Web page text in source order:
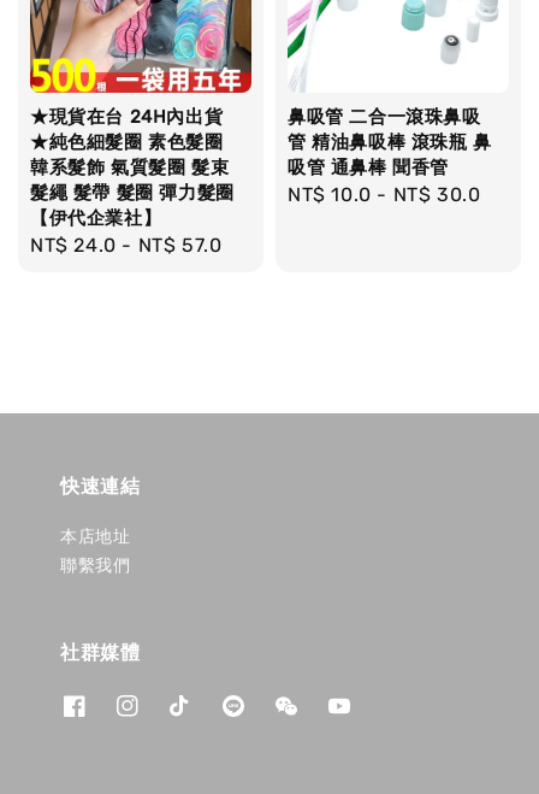
★現貨在台 24H內出貨
★純色細髮圈 素色髮圈
韓系髮飾 氣質髮圈 髮束
髮繩 髮帶 髮圈 彈力髮圈
【伊代企業社】
Regular
NT$ 24.0 - NT$ 57.0
鼻吸管 二合一滾珠鼻吸
管 精油鼻吸棒 滾珠瓶 鼻
吸管 通鼻棒 聞香管
Regular
NT$ 10.0 - NT$ 30.0
快速連結
本店地址
聯繫我們
社群媒體